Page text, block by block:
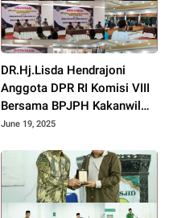
DR.Hj.Lisda Hendrajoni
Anggota DPR RI Komisi VIII
Bersama BPJPH Kakanwil
Sumbar Gelar Roadshow
Kota Solok 2025.
June 19, 2025